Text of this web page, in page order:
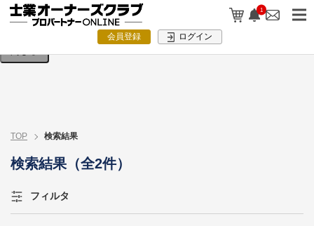
1
会員登録 ログイン
検索条件を入力してください。
TOP 検索結果
検索結果（全2件）
フィルタ